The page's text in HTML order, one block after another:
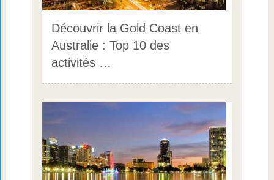
Découvrir la Gold Coast en
Australie : Top 10 des
activités …